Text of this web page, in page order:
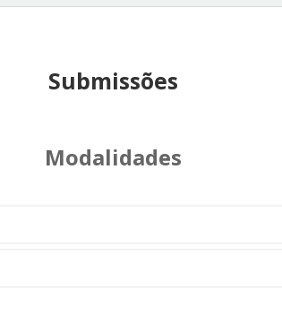
Submissões
Modalidades